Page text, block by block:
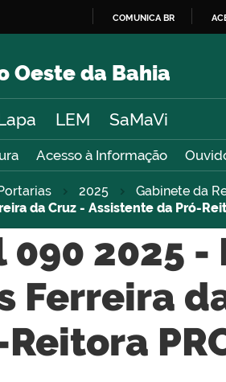
O
COMUNICA BR
Oeste da Bahia
LEM SaMaVi
Acesso à Informação
2025 Gabinete da
da Cruz - Assistente da Pró-
2025
Ferreira